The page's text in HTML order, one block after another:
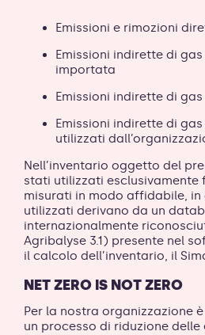
Emissioni e rimozioni
Emissioni indirette di
importata
Emissioni indirette di
Emissioni indirette di
utilizzati
Nell’inventario oggetto del
stati utilizzati esclusivamente
misurati in modo affidabile,
utilizzati derivano da un
internazionalmente
Agribalyse 3.1) presente nel
il calcolo dell’inventario, il
NET ZERO IS NOT ZERO
Per la nostra organizzazione
un processo di riduzione delle